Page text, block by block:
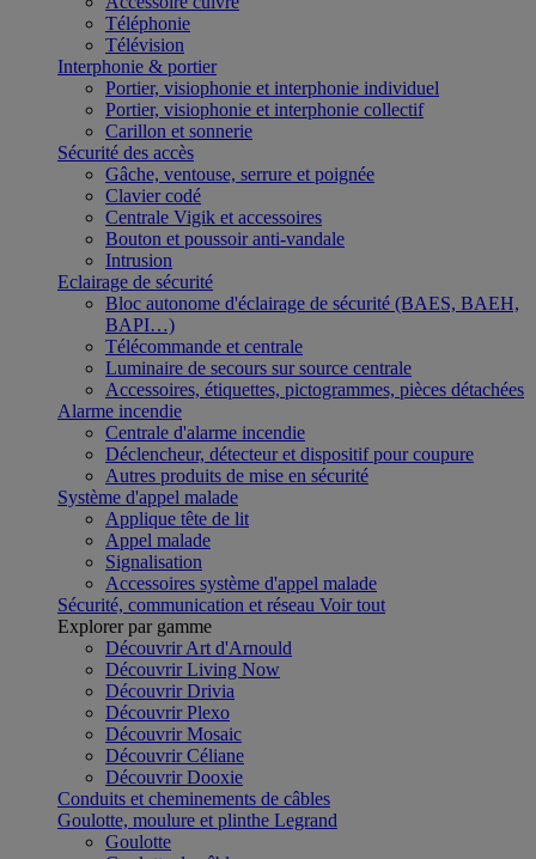
Téléphonie
Télévision
Interphonie & portier
Portier, visiophonie et interphonie individuel
Portier, visiophonie et interphonie collectif
Carillon et sonnerie
Sécurité des accès
Gâche, ventouse, serrure et poignée
Clavier codé
Centrale Vigik et accessoires
Bouton et poussoir anti-vandale
Intrusion
Eclairage de sécurité
Bloc autonome d'éclairage de sécurité (BAES, BAEH,
BAPI…)
Télécommande et centrale
Luminaire de secours sur source centrale
Accessoires, étiquettes, pictogrammes, pièces détachées
Alarme incendie
Centrale d'alarme incendie
Déclencheur, détecteur et dispositif pour coupure
Autres produits de mise en sécurité
Système d'appel malade
Applique tête de lit
Appel malade
Signalisation
Accessoires système d'appel malade
Sécurité, communication et réseau Voir tout
Explorer par gamme
Découvrir Art d'Arnould
Découvrir Living Now
Découvrir Drivia
Découvrir Plexo
Découvrir Mosaic
Découvrir Céliane
Découvrir Dooxie
Conduits et cheminements de câbles
Goulotte, moulure et plinthe Legrand
Goulotte